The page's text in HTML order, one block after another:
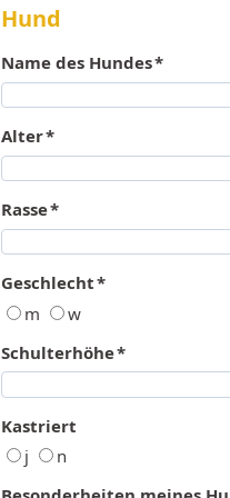
Hund
Name des Hundes*
Alter*
Rasse*
Geschlecht*
m
w
Schulterhöhe*
Kastriert
j
n